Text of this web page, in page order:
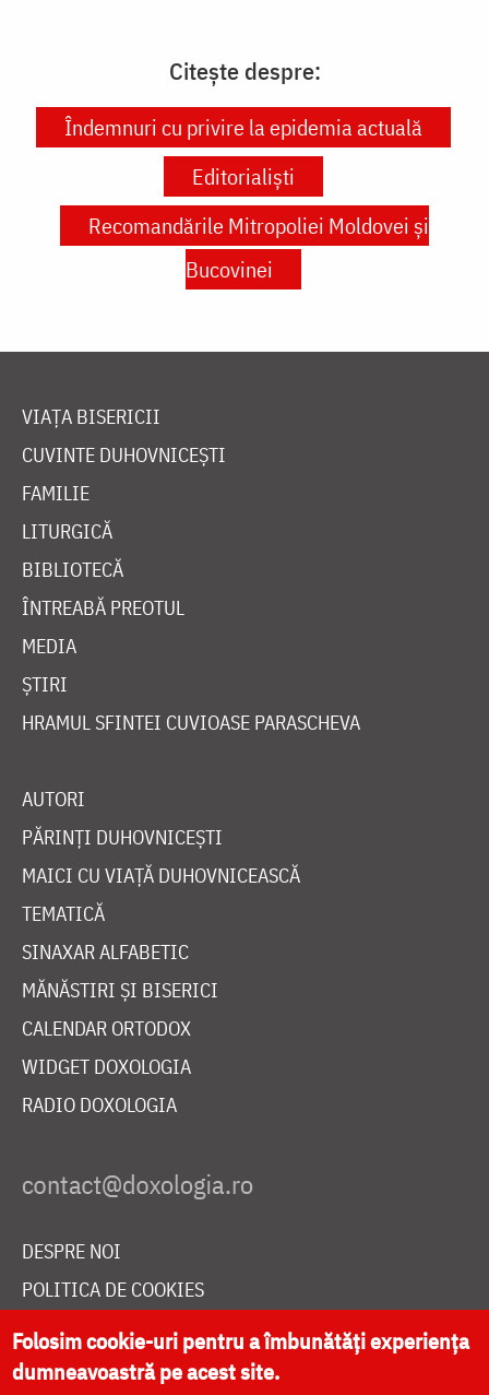
Citește despre:
Îndemnuri cu privire la epidemia actuală
Editorialiști
Recomandările Mitropoliei Moldovei și
Bucovinei
VIAȚA BISERICII
CUVINTE DUHOVNICEȘTI
FAMILIE
LITURGICĂ
BIBLIOTECĂ
ÎNTREABĂ PREOTUL
MEDIA
ȘTIRI
HRAMUL SFINTEI CUVIOASE PARASCHEVA
AUTORI
PĂRINȚI DUHOVNICEȘTI
MAICI CU VIAȚĂ DUHOVNICEASCĂ
TEMATICĂ
SINAXAR ALFABETIC
MĂNĂSTIRI ȘI BISERICI
CALENDAR ORTODOX
WIDGET DOXOLOGIA
RADIO DOXOLOGIA
DESPRE NOI
POLITICA DE COOKIES
DONEAZĂ ONLINE PENTRU CATEDRALA NAȚIONALĂ
Folosim cookie-uri pentru a îmbunătăți experiența
dumneavoastră pe acest site.